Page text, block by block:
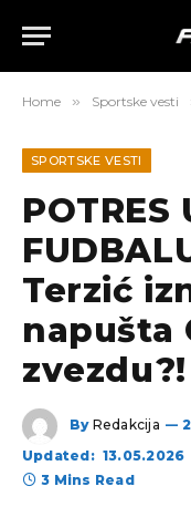
Home » Sportske vesti
SPORTSKE VESTI
POTRES
Terzić
napušta
zvezdu?!
By Redakcija
Updated: 13.05.2026
3 Mins Read